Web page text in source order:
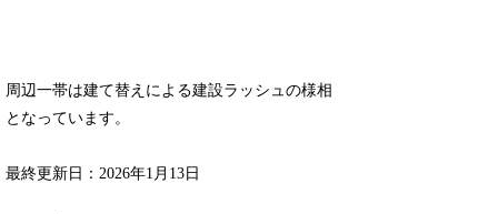
周辺一帯は建て替えによる建設ラッシュの様相
となっています。
最終更新日：2026年1月13日